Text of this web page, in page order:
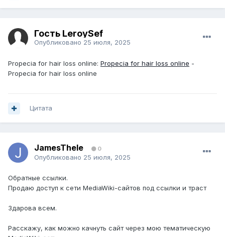
Гость LeroySef
Опубликовано 25 июля, 2025
Propecia for hair loss online: Propecia for hair loss online -
Propecia for hair loss online
Цитата
JamesThele 0
Опубликовано 25 июля, 2025
Обратные ссылки.
Продаю доступ к сети MediaWiki-сайтов под ссылки и траст
Здарова всем.
Расскажу, как можно качнуть сайт через мою тематическую